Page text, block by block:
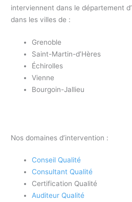
interviennent dans le département d’
dans les villes de :
Grenoble
Saint-Martin-d’Hères
Échirolles
Vienne
Bourgoin-Jallieu
Nos domaines d’intervention :
Conseil Qualité
Consultant Qualité
Certification Qualité
Auditeur Qualité